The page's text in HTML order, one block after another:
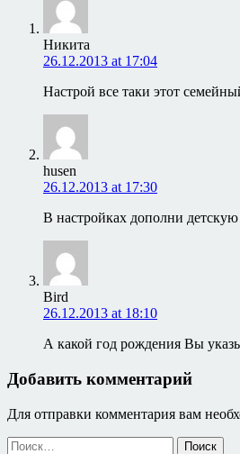
Никита
26.12.2013 at 17:04
Настрой все таки этот
husen
26.12.2013 at 17:30
В настройках дополни
Bird
26.12.2013 at 18:10
А какой год рождения Вы
Добавить комментарий
Для отправки комментария вам
Найти: